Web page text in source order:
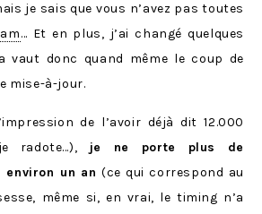
je sais que vous n’avez pas toutes
… Et en plus, j’ai changé quelques
vaut donc quand même le coup de
mise-à-jour.
de l’avoir déjà dit 12.000
radote…),
je ne porte plus de
un an (ce qui correspond au
même si, en vrai, le timing n’a